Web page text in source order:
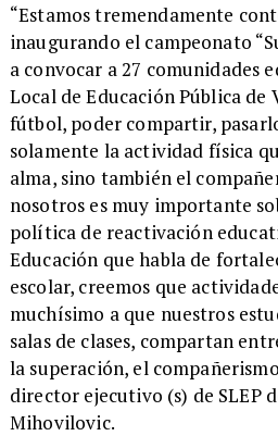
​“Estamos tremendamente
inaugurando el campeonato
a convocar a 27 comunidades
Local de Educación Pública
fútbol, poder compartir,
solamente la actividad física
alma, sino también el
nosotros es muy importante
política de reactivación
Educación que habla de
escolar, creemos que
muchísimo a que nuestros
salas de clases, compartan
la superación, el
director ejecutivo (s) de SLEP
Mihovilovic.